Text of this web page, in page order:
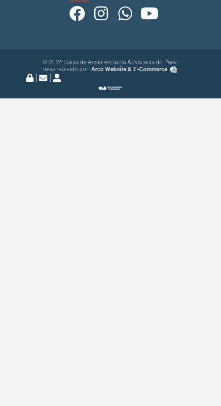
© 2026 Caixa de Assistência da Advocacia do Pará |
Desenvolvido por: Arco Website & E-Commerce